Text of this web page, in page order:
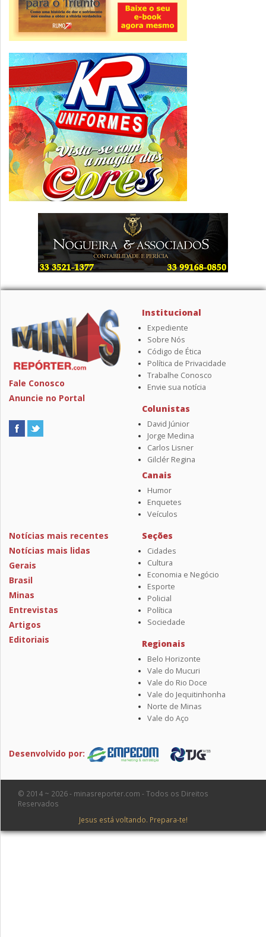
Fale Conosco
Anuncie no Portal
Institucional
Expediente
Sobre Nós
Código de Ética
Política de Privacidade
Trabalhe Conosco
Envie sua notícia
Colunistas
David Júnior
Jorge Medina
Carlos Lisner
Gilclér Regina
Canais
Humor
Enquetes
Veículos
Notícias mais recentes
Notícias mais lidas
Gerais
Brasil
Minas
Entrevistas
Artigos
Editoriais
Seções
Cidades
Cultura
Economia e Negócio
Esporte
Policial
Política
Sociedade
Regionais
Belo Horizonte
Vale do Mucuri
Vale do Rio Doce
Vale do Jequitinhonha
Norte de Minas
Vale do Aço
Desenvolvido por:
© 2014 ~ 2026 - minasreporter.com - Todos os Direitos
Reservados
Jesus está voltando. Prepara-te!